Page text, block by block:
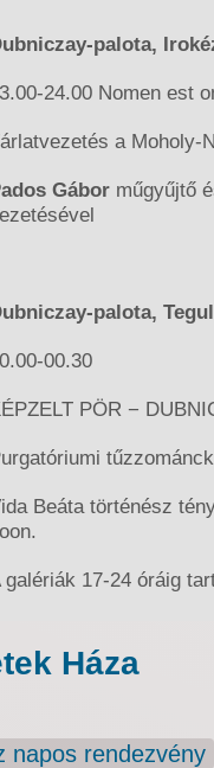
palota,
24.00 Nomen est
a Moholy-
Gábor műgyűjtő
palota,
00.30
PÖR −
Beáta történész
galériák 17-24 óráig
Háza
napos rendezvény